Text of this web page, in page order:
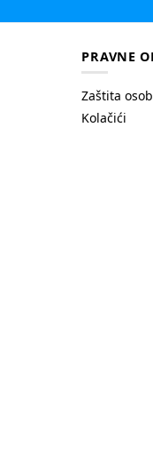
PRAVNE
Zaštita
Kolačići